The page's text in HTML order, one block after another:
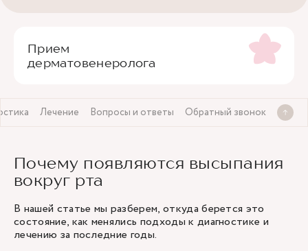
Прием
дерматовенеролога
Лечение Вопросы и ответы Обратный звонок
Почему появляются высыпания
вокруг рта
В нашей статье мы разберем, откуда берется это
состояние, как менялись подходы к диагностике и
лечению за последние годы.